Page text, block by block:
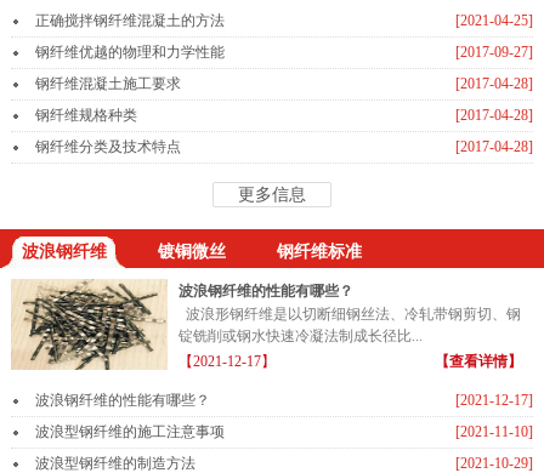
[2021-04-25]
正确搅拌钢纤维混凝土的方法
[2017-09-27]
钢纤维优越的物理和力学性能
[2017-04-28]
钢纤维混凝土施工要求
[2017-04-28]
钢纤维规格种类
[2017-04-28]
钢纤维分类及技术特点
更多信息
波浪钢纤维 镀铜微丝 钢纤维标准
波浪钢纤维的性能有哪些？
波浪形钢纤维是以切断细钢丝法、冷轧带钢剪切、钢
锭铣削或钢水快速冷凝法制成长径比...
【2021-12-17】
【查看详情】
[2021-12-17]
波浪钢纤维的性能有哪些？
[2021-11-10]
波浪型钢纤维的施工注意事项
[2021-10-29]
波浪型钢纤维的制造方法